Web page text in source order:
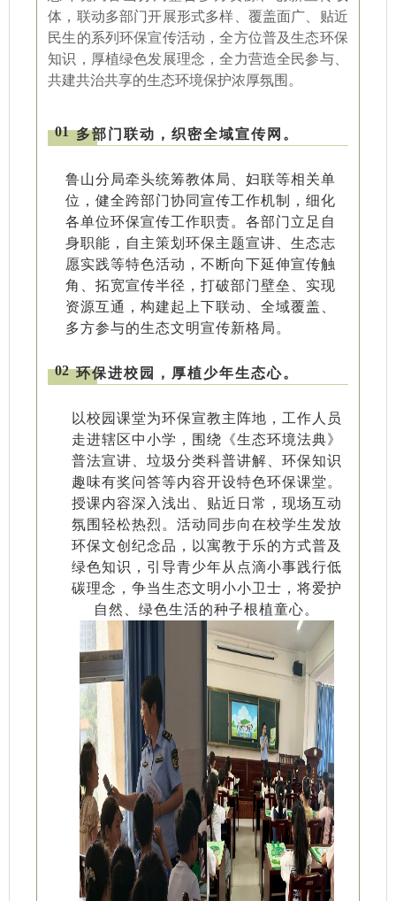
体，联动多部门开展形式多样、覆盖面广、贴近
民生的系列环保宣传活动，全方位普及生态环保
知识，厚植绿色发展理念，全力营造全民参与、
共建共治共享的生态环境保护浓厚氛围。
01 多部门联动，织密全域宣传网。
鲁山分局牵头统筹教体局、妇联等相关单
位，健全跨部门协同宣传工作机制，细化
各单位环保宣传工作职责。各部门立足自
身职能，自主策划环保主题宣讲、生态志
愿实践等特色活动，不断向下延伸宣传触
角、拓宽宣传半径，打破部门壁垒、实现
资源互通，构建起上下联动、全域覆盖、
多方参与的生态文明宣传新格局。
02 环保进校园，厚植少年生态心。
以校园课堂为环保宣教主阵地，工作人员
走进辖区中小学，围绕《生态环境法典》
普法宣讲、垃圾分类科普讲解、环保知识
趣味有奖问答等内容开设特色环保课堂。
授课内容深入浅出、贴近日常，现场互动
氛围轻松热烈。活动同步向在校学生发放
环保文创纪念品，以寓教于乐的方式普及
绿色知识，引导青少年从点滴小事践行低
碳理念，争当生态文明小小卫士，将爱护
自然、绿色生活的种子根植童心。